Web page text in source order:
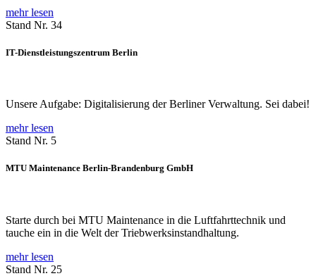
mehr lesen
Stand Nr. 34
IT-Dienstleistungszentrum Berlin
Unsere Aufgabe: Digitalisierung der Berliner Verwaltung. Sei dabei!
mehr lesen
Stand Nr. 5
MTU Maintenance Berlin-Brandenburg GmbH
Starte durch bei MTU Maintenance in die Luftfahrttechnik und
tauche ein in die Welt der Triebwerksinstandhaltung.
mehr lesen
Stand Nr. 25